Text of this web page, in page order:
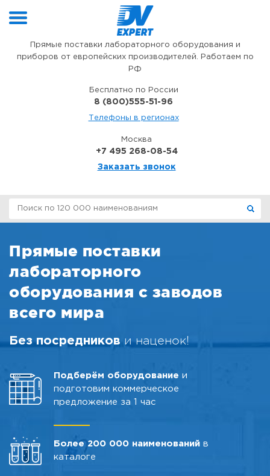
Прямые поставки лабораторного оборудования и
приборов от европейских производителей. Работаем по
РФ
Бесплатно по России
8 (800)555-51-96
Телефоны в регионах
Москва
+7 495 268-08-54
Заказать звонок
Прямые поставки
лабораторного
оборудования с заводов
всего мира
Без посредников и наценок!
Подберём оборудование и
подготовим коммерческое
предложение за 1 час
Более 200 000 наименований в
каталоге